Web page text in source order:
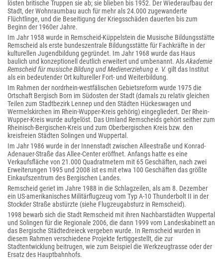
lösten britische Truppen sie ab; sie blieben bis 1952. Der Wiederaufbau der
Stadt, der Wohnraumbau auch für mehr als 24.000 zugewanderte
Flüchtlinge, und die Beseitigung der Kriegsschäden dauerten bis zum
Beginn der 1960er Jahre.
Im Jahr 1958 wurde in Remscheid-Küppelstein die Musische Bildungsstätte
Remscheid als erste bundeszentrale Bildungsstätte für Fachkräfte in der
kulturellen Jugendbildung gegründet. Im Jahr 1968 wurde das Haus
baulich und konzeptionell deutlich erweitert und umbenannt. AlsAkademie
Remscheid für musische Bildung und Medienerziehung e. V. gilt das Institut
als ein bedeutender Ort kultureller Fort- und Weiterbildung.
Im Rahmen der nordrhein-westfälischen Gebietsreform wurde 1975 die
Ortschaft Bergisch Born im Südosten der Stadt (damals zu relativ gleichen
Teilen zum Stadtbezirk Lennep und den Städten Hückeswagen und
Wermelskirchen im Rhein-Wupper-Kreis gehörig) eingegliedert. Der Rhein-
Wupper-Kreis wurde aufgelöst. Das Umland Remscheids gehört seither zum
Rheinisch-Bergischen-Kreis und zum Oberbergischen Kreis bzw. den
kreisfreien Städten Solingen und Wuppertal.
Im Jahr 1986 wurde in der Innenstadt zwischen Alleestraße und Konrad-
Adenauer-Straße das Allee-Center eröffnet. Anfangs hatte es eine
Verkaufsfläche von 21.000 Quadratmetern mit 65 Geschäften, nach zwei
Erweiterungen 1995 und 2008 ist es mit etwa 100 Geschäften das größte
Einkaufszentrum des Bergischen Landes.
Remscheid geriet im Jahre 1988 in die Schlagzeilen, als am 8. Dezember
ein US-amerikanisches Militärflugzeug vom Typ A-10 Thunderbolt II in der
Stockder Straße abstürzte (siehe Flugzeugabsturz in Remscheid).
1998 bewarb sich die Stadt Remscheid mit ihren Nachbarstädten Wuppertal
und Solingen für die Regionale 2006, die dann 1999 vom Landeskabinett an
das Bergische Städtedreieck vergeben wurde. In Remscheid wurden in
diesem Rahmen verschiedene Projekte fertiggestellt, die zur
Stadtentwicklung beitrugen, wie zum Beispiel die Werkzeugtrasse oder der
Ersatz des Hauptbahnhofs.